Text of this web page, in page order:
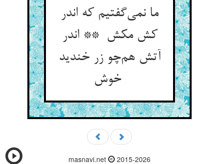
ما نمی‌گفتیم که اندر
کش مکش ** اندر
آتش هم‌چو زر خندید
masnavi.net 2015-2026